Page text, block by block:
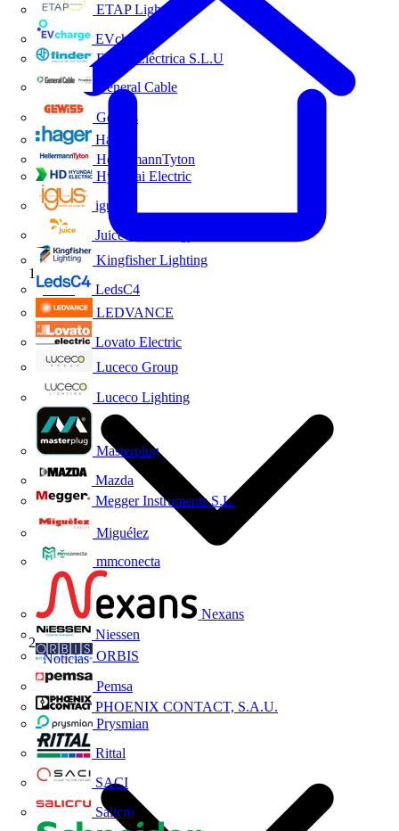
ETAP Lighting
EVcharge
Finder Eléctrica S.L.U
General Cable
Gewiss
Hager
HellermannTyton
Hyundai Electric
igus
Juice Technology
Kingfisher Lighting
LedsC4
LEDVANCE
Lovato Electric
Luceco Group
Luceco Lighting
Masterplug
Mazda
Megger Instruments S.L.
Miguélez
mmconecta
Nexans
Niessen
ORBIS
Pemsa
PHOENIX CONTACT, S.A.U.
Prysmian
Rittal
SACI
Salicru
Inicio
Noticias